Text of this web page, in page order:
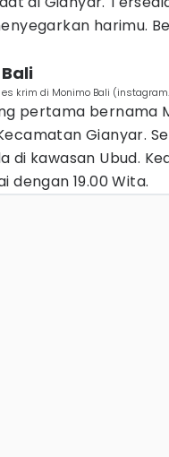
harimu.
krim di Monimo Bali
pertama bernama
Gianyar.
di kawasan Ubud.
dengan 19.00 Wita.